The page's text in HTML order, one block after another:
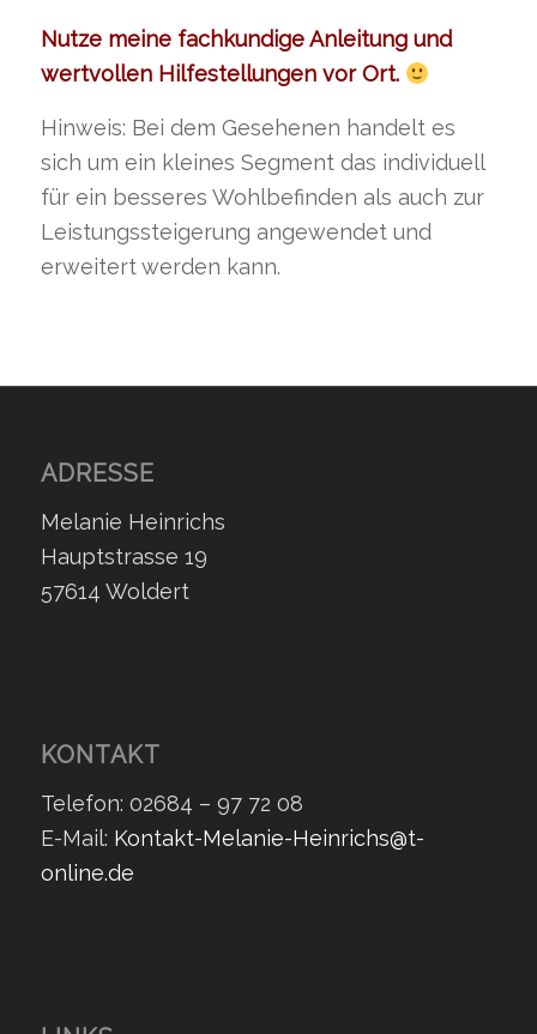
Nutze meine fachkundige Anleitung und
wertvollen Hilfestellungen vor Ort.
Hinweis: Bei dem Gesehenen handelt es
sich um ein kleines Segment das individuell
für ein besseres Wohlbefinden als auch zur
Leistungssteigerung angewendet und
erweitert werden kann.
ADRESSE
Melanie Heinrichs
Hauptstrasse 19
57614 Woldert
KONTAKT
Telefon: 02684 – 97 72 08
E-Mail: Kontakt-Melanie-Heinrichs@t-
online.de